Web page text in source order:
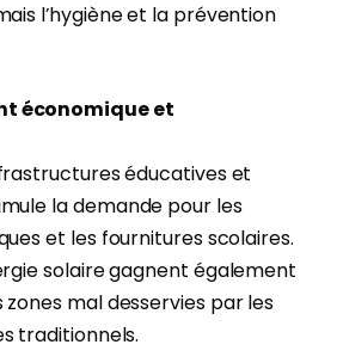
l’hygiène et la prévention
économique et
éducatives et
la demande pour les
et les fournitures scolaires.
solaire gagnent également
mal desservies par les
traditionnels.